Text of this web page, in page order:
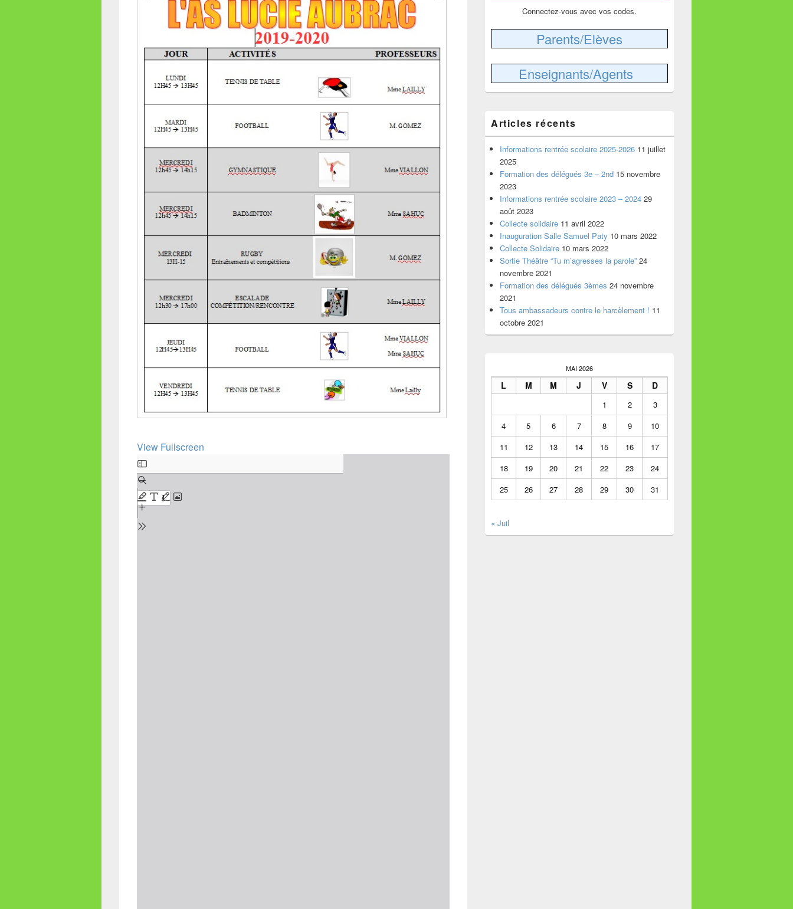
View Fullscreen
Aller
au
contenu
PDF
Connectez-vous avec vos codes.
Parents/Elèves
Enseignants/Agents
Articles récents
Informations rentrée scolaire 2025-2026 11 juillet
2025
Formation des délégués 3e – 2nd 15 novembre
2023
Informations rentrée scolaire 2023 – 2024 29
août 2023
Collecte solidaire 11 avril 2022
Inauguration Salle Samuel Paty 10 mars 2022
Collecte Solidaire 10 mars 2022
Sortie Théâtre “Tu m’agresses la parole” 24
novembre 2021
Formation des délégués 3èmes 24 novembre
2021
Tous ambassadeurs contre le harcèlement ! 11
octobre 2021
MAI 2026
L M M J V S D
1 2
3
4
5 6 7 8 9
10
11
12 13 14 15 16
17
18
19 20 21 22 23
24
25
26 27 28 29 30 31
« Juil